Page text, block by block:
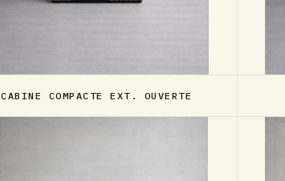
CABINE COMPACTE EXT. OUVERTE